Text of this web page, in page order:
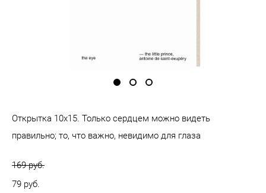
Открытка 10х15. Только сердцем можно видеть
правильно; то, что важно, невидимо для глаза
169 pуб.
79 pуб.